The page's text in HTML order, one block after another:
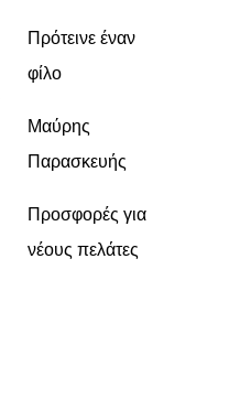
Πρότεινε έναν
φίλο
Μαύρης
Παρασκευής
Προσφορές για
νέους πελάτες